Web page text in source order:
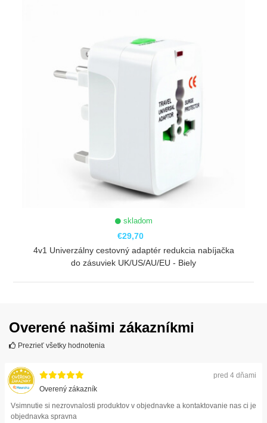
skladom
€29,70
4v1 Univerzálny cestovný adaptér redukcia nabíjačka
do zásuviek UK/US/AU/EU - Biely
Overené našimi zákazníkmi
Prezrieť všetky hodnotenia
pred 4 dňami
Overený zákazník
Vsimnutie si nezrovnalosti produktov v objednavke a kontaktovanie nas ci je
objednavka spravna